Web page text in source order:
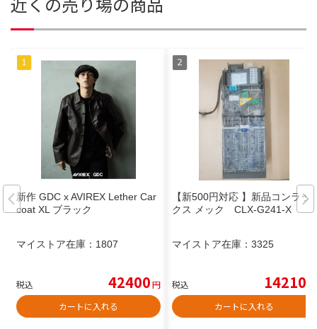
新作 GDC x AVIREX Lether Car
coat XL ブラック
マイストア在庫： 1807
税込 42400円
カートに入れる
【新500円対応 】新品コンラッ
クス メック CLX-G241-X
マイストア在庫： 3325
税込 14210
カートに入れる